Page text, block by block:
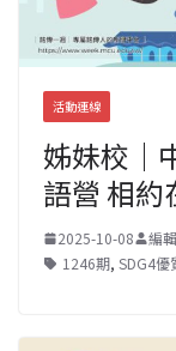
活動連線
姊妹校｜
語營 相約
2025-10-08
編
1246期, SDG4優